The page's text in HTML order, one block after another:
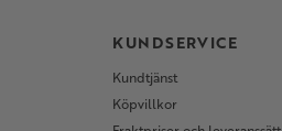
KUNDSERVICE
Kundtjänst
Köpvillkor